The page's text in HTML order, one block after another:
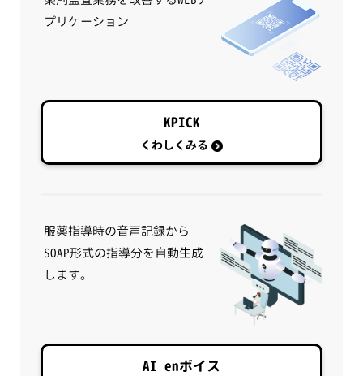
プリケーション
KPICK
くわしくみる
服薬指導時の音声記録から
SOAP形式の指導分を自動生成
します。
AI enボイス